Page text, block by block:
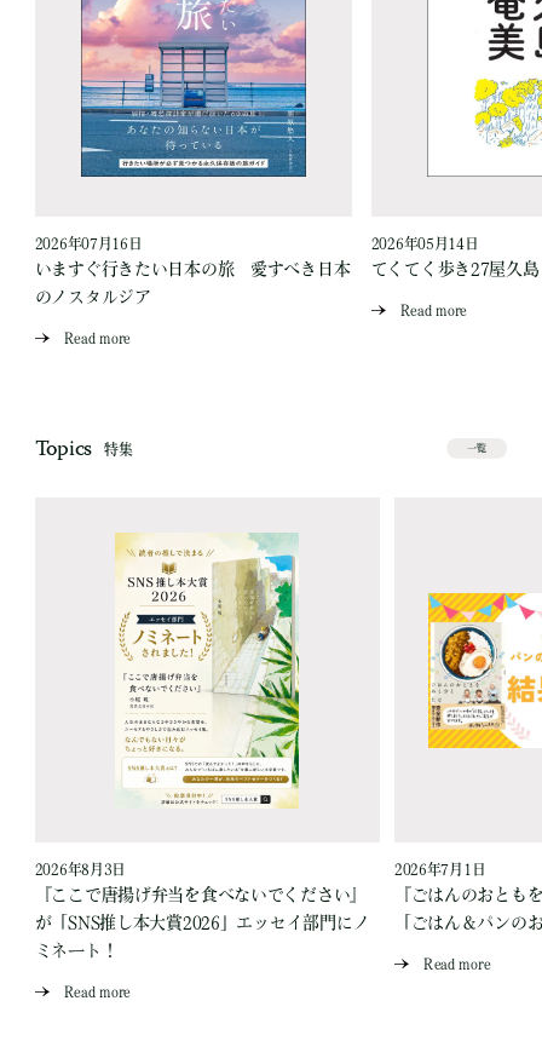
2026年07月16日
いますぐ行きたい日本の旅 愛すべき日本
のノスタルジア
Read more
2026年05月14日
てくてく歩き27屋久
Read more
Topics 特集 一覧
2026年8月3日
『ここで唐揚げ弁当を食べないでください』
が「SNS推し本大賞2026」エッセイ部門にノ
ミネート！
Read more
2026年7月1日
『ごはんのおとも
「ごはん＆パンの
Read more